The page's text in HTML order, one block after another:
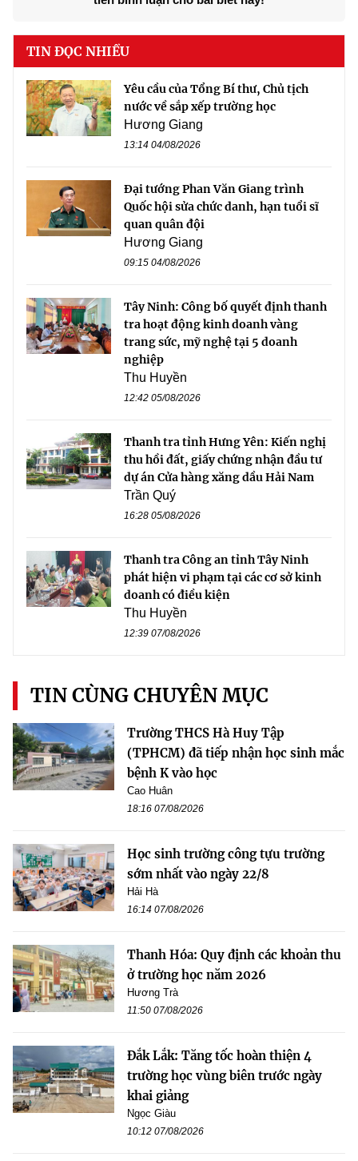
TIN ĐỌC NHIỀU
Yêu cầu của Tổng Bí thư, Chủ tịch
nước về sắp xếp trường học
Hương Giang
13:14 04/08/2026
Đại tướng Phan Văn Giang trình
Quốc hội sửa chức danh, hạn tuổi sĩ
quan quân đội
Hương Giang
09:15 04/08/2026
Tây Ninh: Công bố quyết định thanh
tra hoạt động kinh doanh vàng
trang sức, mỹ nghệ tại 5 doanh
nghiệp
Thu Huyền
12:42 05/08/2026
Thanh tra tỉnh Hưng Yên: Kiến nghị
thu hồi đất, giấy chứng nhận đầu tư
dự án Cửa hàng xăng dầu Hải Nam
Trần Quý
16:28 05/08/2026
Thanh tra Công an tỉnh Tây Ninh
phát hiện vi phạm tại các cơ sở kinh
doanh có điều kiện
Thu Huyền
12:39 07/08/2026
TIN CÙNG CHUYÊN MỤC
Trường THCS Hà Huy Tập
(TPHCM) đã tiếp nhận học sinh mắc
bệnh K vào học
Cao Huân
18:16 07/08/2026
Học sinh trường công tựu trường
sớm nhất vào ngày 22/8
Hải Hà
16:14 07/08/2026
Thanh Hóa: Quy định các khoản thu
ở trường học năm 2026
Hương Trà
11:50 07/08/2026
Đắk Lắk: Tăng tốc hoàn thiện 4
trường học vùng biên trước ngày
khai giảng
Ngọc Giàu
10:12 07/08/2026